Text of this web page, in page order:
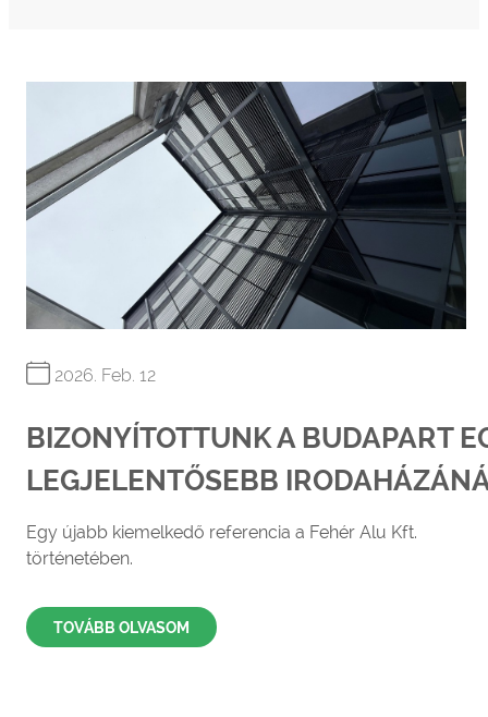
2026. Feb. 12
BIZONYÍTOTTUNK A BUDAPART
LEGJELENTŐSEBB
Egy újabb kiemelkedő referencia a Fehér Alu Kft.
történetében.
TOVÁBB OLVASOM